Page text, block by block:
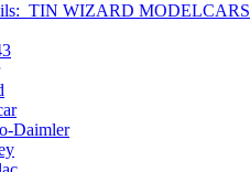
TIN WIZARD MODELCARS
Daimler